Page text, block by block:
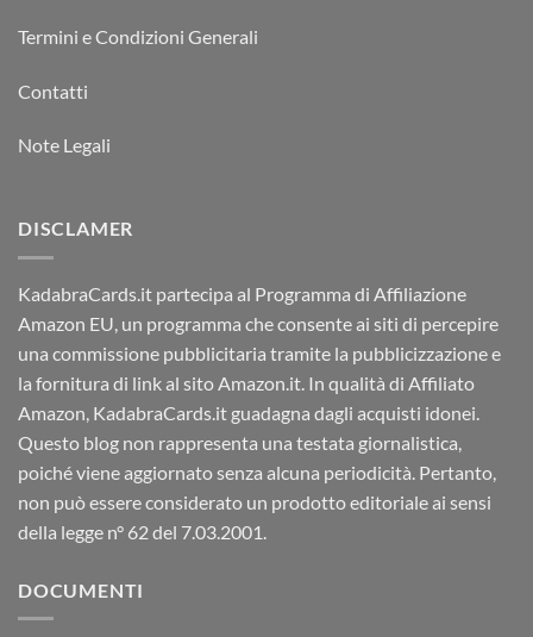
Termini e Condizioni Generali
Contatti
Note Legali
DISCLAMER
KadabraCards.it partecipa al Programma di Affiliazione
Amazon EU, un programma che consente ai siti di percepire
una commissione pubblicitaria tramite la pubblicizzazione e
la fornitura di link al sito Amazon.it. In qualità di Affiliato
Amazon, KadabraCards.it guadagna dagli acquisti idonei.
Questo blog non rappresenta una testata giornalistica,
poiché viene aggiornato senza alcuna periodicità. Pertanto,
non può essere considerato un prodotto editoriale ai sensi
della legge n° 62 del 7.03.2001.
DOCUMENTI